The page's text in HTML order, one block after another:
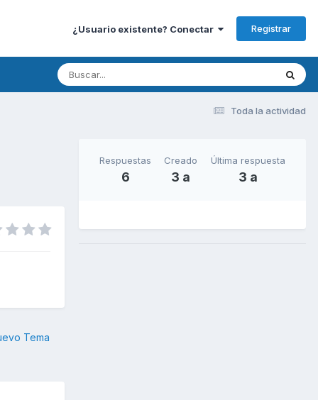
¿Usuario existente? Conectar Registrar
Toda la actividad
Tema
Respuestas
6
Creado
3 a
Última respuesta
3 a